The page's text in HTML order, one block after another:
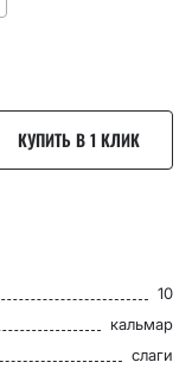
КУПИТЬ В 1 КЛИК
10
кальмар
слаги